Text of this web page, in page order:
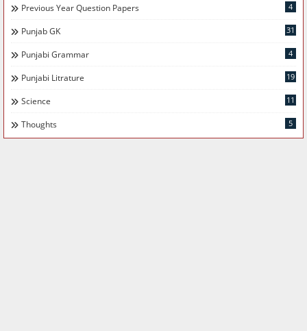
Previous Year Question Papers 4
Punjab GK 31
Punjabi Grammar 4
Punjabi Litrature 19
Science 11
Thoughts 5